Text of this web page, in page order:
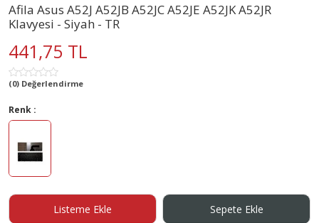
Afila Asus A52J A52JB A52JC A52JE A52JK A52JR
Klavyesi - Siyah - TR
441,75 TL
(0) Değerlendirme
Renk :
Listeme Ekle Sepete Ekle